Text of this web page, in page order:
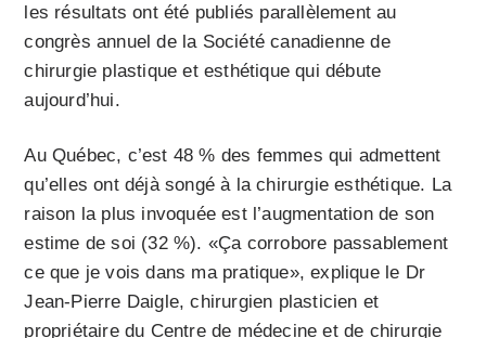
les résultats ont été publiés parallèlement au
congrès annuel de la Société canadienne de
chirurgie plastique et esthétique qui débute
aujourd’hui.
Au Québec, c’est 48 % des femmes qui admettent
qu’elles ont déjà songé à la chirurgie esthétique. La
raison la plus invoquée est l’augmentation de son
estime de soi (32 %). «Ça corrobore passablement
ce que je vois dans ma pratique», explique le Dr
Jean-Pierre Daigle, chirurgien plasticien et
propriétaire du Centre de médecine et de chirurgie